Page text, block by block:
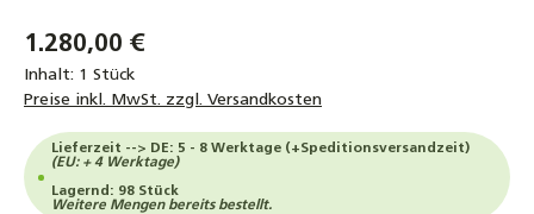
1.280,00 €
Inhalt: 1 Stück
Preise inkl. MwSt. zzgl. Versandkosten
Lieferzeit --> DE: 5 - 8 Werktage (+Speditionsversandzeit)
(EU: + 4 Werktage)
Lagernd: 98 Stück
Weitere Mengen bereits bestellt.